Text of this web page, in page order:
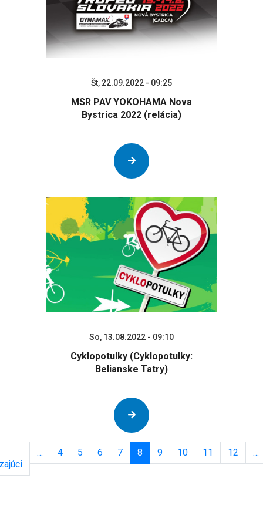
Št, 22.09.2022 - 09:25
MSR PAV YOKOHAMA Nova
Bystrica 2022 (relácia)
So, 13.08.2022 - 09:10
Cyklopotulky (Cyklopotulky:
Belianske Tatry)
Pagination
Previous
page
… 4 5 6 7 8 9 10 11 12 …